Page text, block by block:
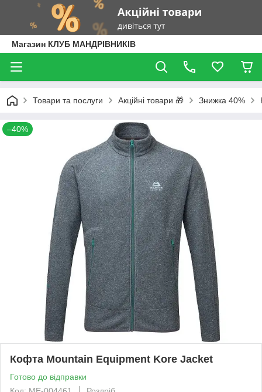
Магазин КЛУБ МАНДРІВНИКІВ
Товари та послуги Акційні товари 🎁 Знижка 40%
–40%
Кофта Mountain Equipment Kore Jacket
Готово до відправки